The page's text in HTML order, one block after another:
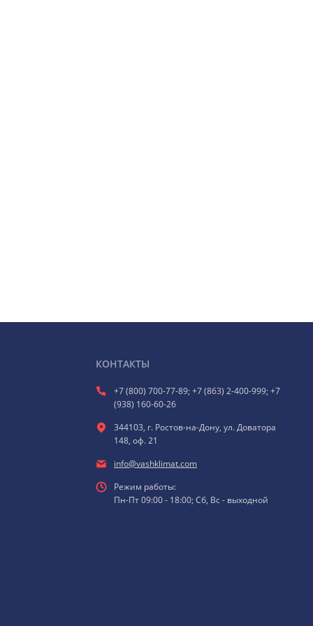
КОНТАКТЫ
+7 (800) 700-77-89; +7 (863) 2-400-999; +7
(938) 160-60-26
344103, г. Ростов-на-Дону, ул. Доватора
148, оф. 21
info@vashklimat.com
Режим работы:
Пн-Пт 09:00 - 18:00; Сб, Вс - выходной